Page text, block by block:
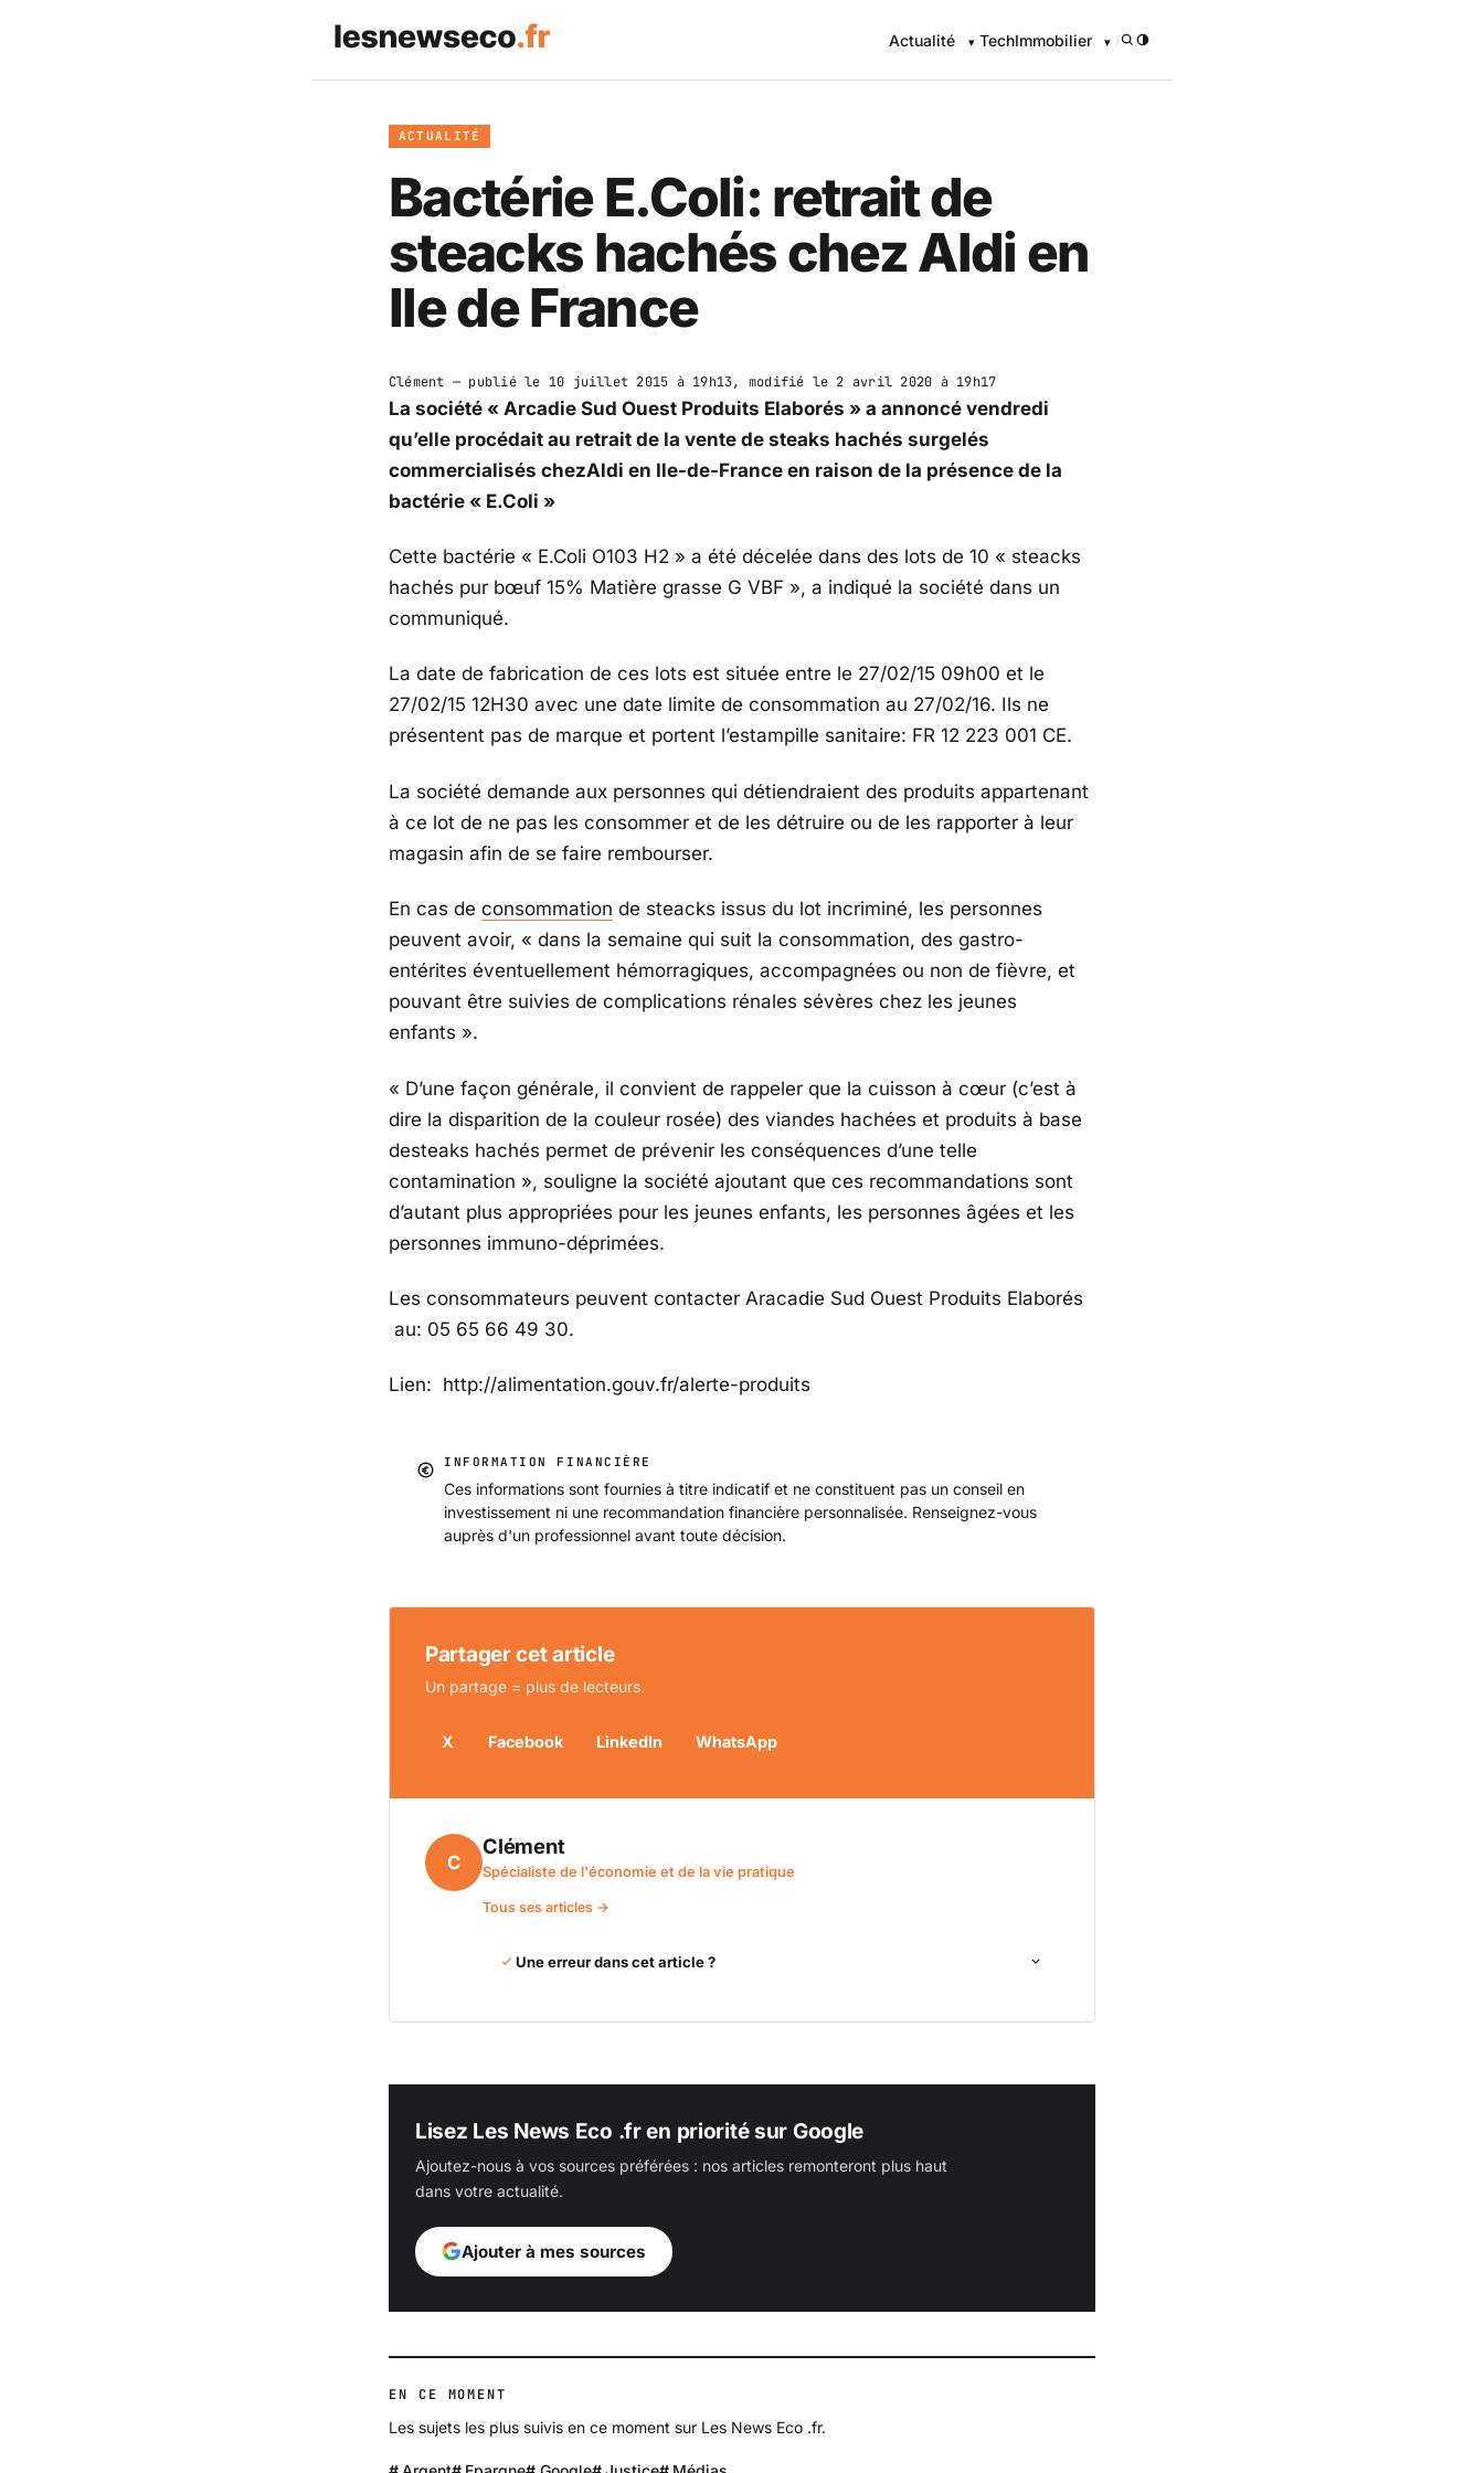
Actualité TechImmobilier /
ACTUALITÉ
Bactérie E.Coli: retrait de
steacks hachés chez Aldi en
Ile de France
Clément — publié le 10 juillet 2015 à 19h13, modifié le 2 avril 2020 à 19h17
La société « Arcadie Sud Ouest Produits Elaborés » a annoncé vendredi
qu’elle procédait au retrait de la vente de steaks hachés surgelés
commercialisés chezAldi en Ile-de-France en raison de la présence de la
bactérie « E.Coli »
Cette bactérie « E.Coli O103 H2 » a été décelée dans des lots de 10 « steacks
hachés pur bœuf 15% Matière grasse G VBF », a indiqué la société dans un
communiqué.
La date de fabrication de ces lots est située entre le 27/02/15 09h00 et le
27/02/15 12H30 avec une date limite de consommation au 27/02/16. Ils ne
présentent pas de marque et portent l’estampille sanitaire: FR 12 223 001 CE.
La société demande aux personnes qui détiendraient des produits appartenant
à ce lot de ne pas les consommer et de les détruire ou de les rapporter à leur
magasin afin de se faire rembourser.
En cas de consommation de steacks issus du lot incriminé, les personnes
peuvent avoir, « dans la semaine qui suit la consommation, des gastro-
entérites éventuellement hémorragiques, accompagnées ou non de fièvre, et
pouvant être suivies de complications rénales sévères chez les jeunes
enfants ».
« D’une façon générale, il convient de rappeler que la cuisson à cœur (c’est à
dire la disparition de la couleur rosée) des viandes hachées et produits à base
desteaks hachés permet de prévenir les conséquences d’une telle
contamination », souligne la société ajoutant que ces recommandations sont
d’autant plus appropriées pour les jeunes enfants, les personnes âgées et les
personnes immuno-déprimées.
Les consommateurs peuvent contacter Aracadie Sud Ouest Produits Elaborés
au: 05 65 66 49 30.
Lien: http://alimentation.gouv.fr/alerte-produits
INFORMATION FINANCIÈRE
Ces informations sont fournies à titre indicatif et ne constituent pas un conseil en
investissement ni une recommandation financière personnalisée. Renseignez-vous
auprès d'un professionnel avant toute décision.
Partager cet article
Un partage = plus de lecteurs.
X Facebook LinkedIn WhatsApp
C
Clément
Spécialiste de l'économie et de la vie pratique
Tous ses articles →
Une erreur dans cet article ?
Lisez Les News Eco .fr en priorité sur Google
Ajoutez-nous à vos sources préférées : nos articles remonteront plus haut
dans votre actualité.
Ajouter à mes sources
EN CE MOMENT
Les sujets les plus suivis en ce moment sur Les News Eco .fr.